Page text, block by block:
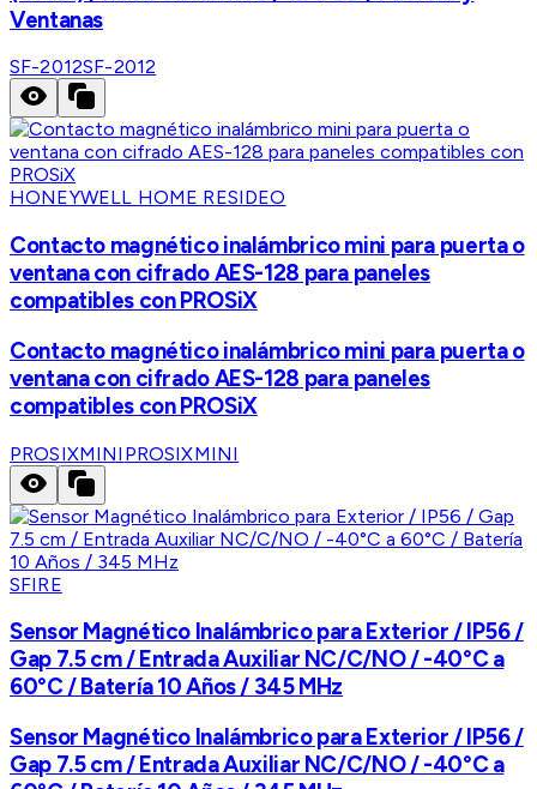
Ventanas
SF-2012SF-2012
HONEYWELL HOME RESIDEO
Contacto magnético inalámbrico mini para puerta o
ventana con cifrado AES-128 para paneles
compatibles con PROSiX
Contacto magnético inalámbrico mini para puerta o
ventana con cifrado AES-128 para paneles
compatibles con PROSiX
PROSIXMINI PROSIXMINI
SFIRE
Sensor Magnético Inalámbrico para Exterior / IP56 /
Gap 7.5 cm / Entrada Auxiliar NC/C/NO / -40°C a
60°C / Batería 10 Años / 345 MHz
Sensor Magnético Inalámbrico para Exterior / IP56 /
Gap 7.5 cm / Entrada Auxiliar NC/C/NO / -40°C a